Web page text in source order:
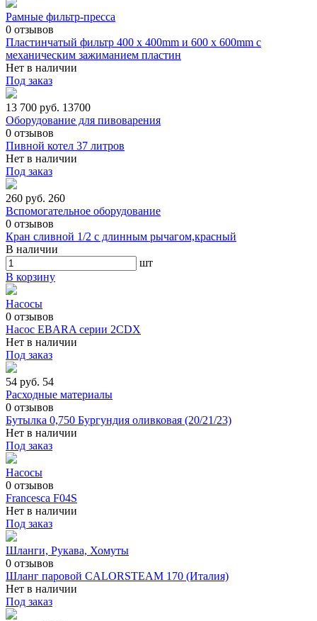
Рамные фильтр-пресса
0 отзывов
Пластинчатый фильтр 400 х 400mm и 600 х 600mm с
механическим зажиманием пластин
Нет в наличии
Под заказ
13 700 руб. 13700
Оборудование для пивоварения
0 отзывов
Пивной котел 37 литров
Нет в наличии
Под заказ
260 руб. 260
Вспомогательное оборудование
0 отзывов
Кран сливной 1/2 с длинным рычагом,красный
В наличии
шт
В корзину
Насосы
0 отзывов
Насос EBARA серии 2CDX
Нет в наличии
Под заказ
54 руб. 54
Расходные материалы
0 отзывов
Бутылка 0,750 Бургундия оливковая (20/21/23)
Нет в наличии
Под заказ
Насосы
0 отзывов
Francesca F04S
Нет в наличии
Под заказ
Шланги, Рукава, Хомуты
0 отзывов
Шланг паровой CALORSTEAM 170 (Италия)
Нет в наличии
Под заказ